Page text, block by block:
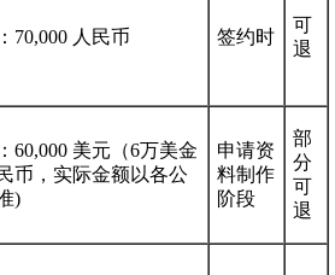
70,000 人民币 签约时
可
退
60,000 美元（6万美金
币，实际金额以各公
)
申请资
料制作
阶段
部
分
可
退